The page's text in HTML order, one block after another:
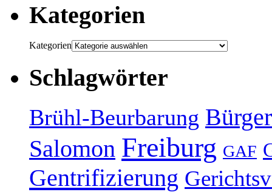
Kategorien
Kategorien
Schlagwörter
Brühl-Beurbarung
Salomon Freiburg GAF
Gentrifizierung